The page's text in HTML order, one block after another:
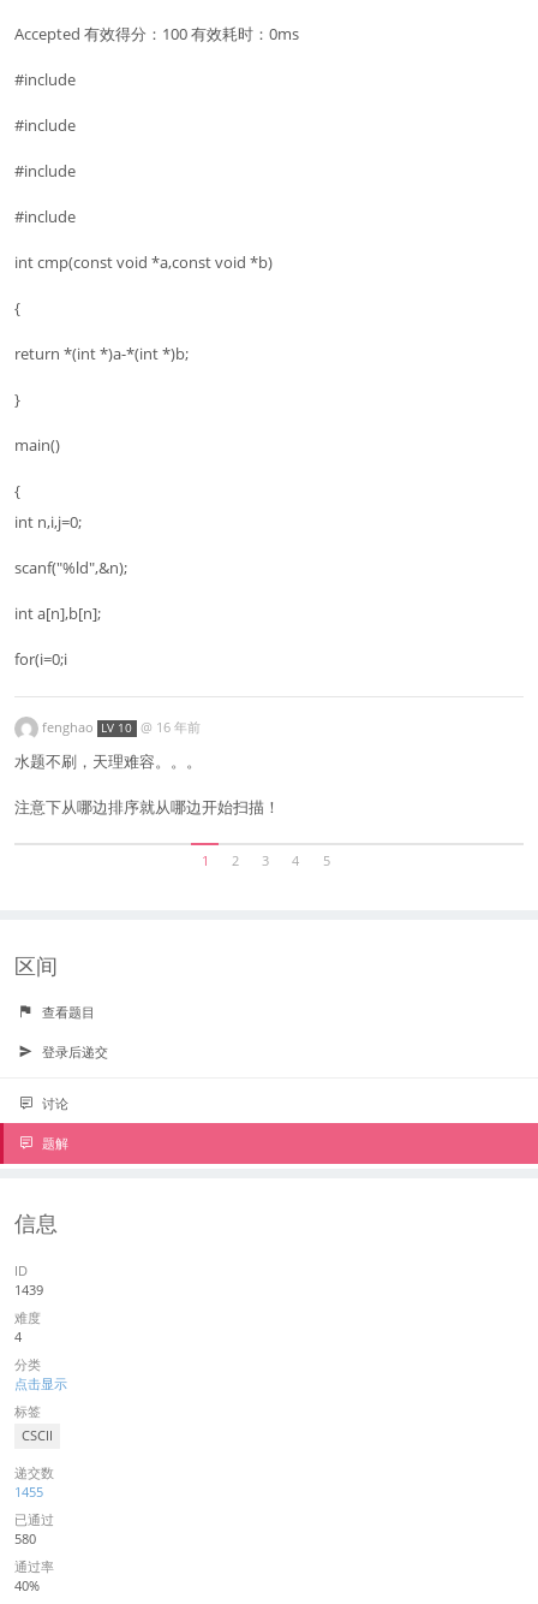
Accepted 有效得分：100 有效耗时：0ms
#include
#include
#include
#include
int cmp(const void *a,const void *b)
{
return *(int *)a-*(int *)b;
}
main()
{
int n,i,j=0;
scanf("%ld",&n);
int a[n],b[n];
for(i=0;i
fenghao LV 10 @ 16 年前
水题不刷，天理难容。。。
注意下从哪边排序就从哪边开始扫描！
1 2 3 4 5
区间
查看题目
登录后递交
讨论
题解
信息
ID
1439
难度
4
分类
点击显示
标签
CSCII
递交数
1455
已通过
580
通过率
40%